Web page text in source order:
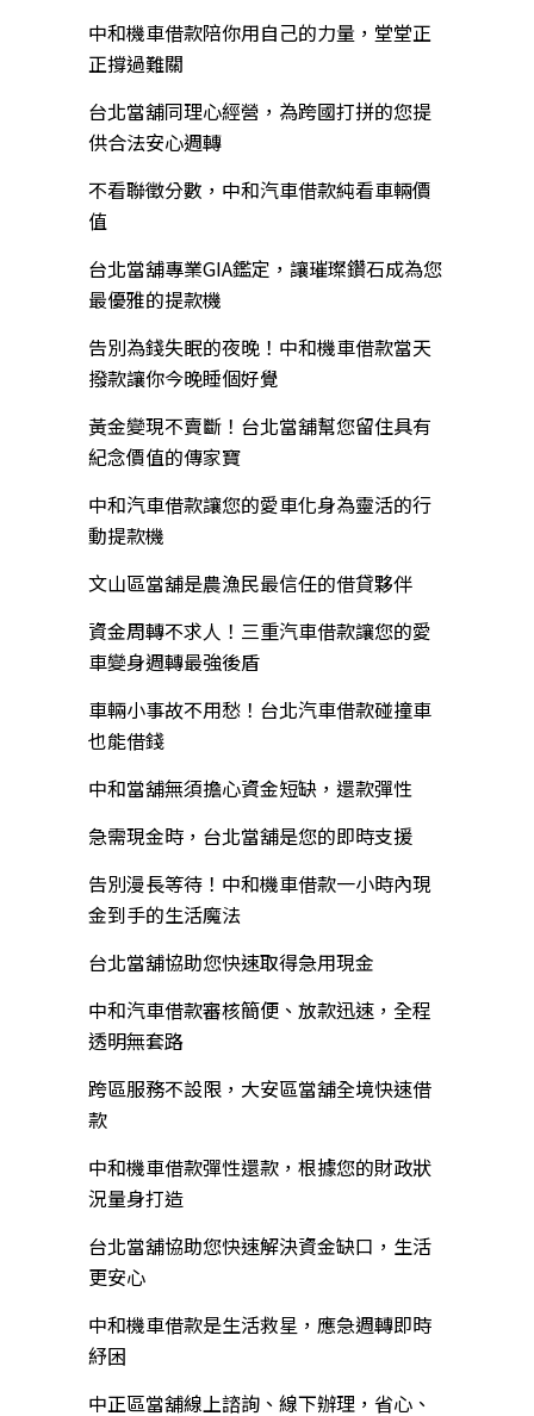
中和機車借款陪你用自己的力量，堂堂正
正撐過難關
台北當舖同理心經營，為跨國打拼的您提
供合法安心週轉
不看聯徵分數，中和汽車借款純看車輛價
值
台北當舖專業GIA鑑定，讓璀璨鑽石成為您
最優雅的提款機
告別為錢失眠的夜晚！中和機車借款當天
撥款讓你今晚睡個好覺
黃金變現不賣斷！台北當舖幫您留住具有
紀念價值的傳家寶
中和汽車借款讓您的愛車化身為靈活的行
動提款機
文山區當舖是農漁民最信任的借貸夥伴
資金周轉不求人！三重汽車借款讓您的愛
車變身週轉最強後盾
車輛小事故不用愁！台北汽車借款碰撞車
也能借錢
中和當舖無須擔心資金短缺，還款彈性
急需現金時，台北當舖是您的即時支援
告別漫長等待！中和機車借款一小時內現
金到手的生活魔法
台北當舖協助您快速取得急用現金
中和汽車借款審核簡便、放款迅速，全程
透明無套路
跨區服務不設限，大安區當舖全境快速借
款
中和機車借款彈性還款，根據您的財政狀
況量身打造
台北當舖協助您快速解決資金缺口，生活
更安心
中和機車借款是生活救星，應急週轉即時
紓困
中正區當舖線上諮詢、線下辦理，省心、